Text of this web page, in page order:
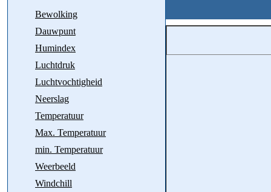
Bewolking
Dauwpunt
Humindex
Luchtdruk
Luchtvochtigheid
Neerslag
Temperatuur
Max. Temperatuur
min. Temperatuur
Weerbeeld
Windchill